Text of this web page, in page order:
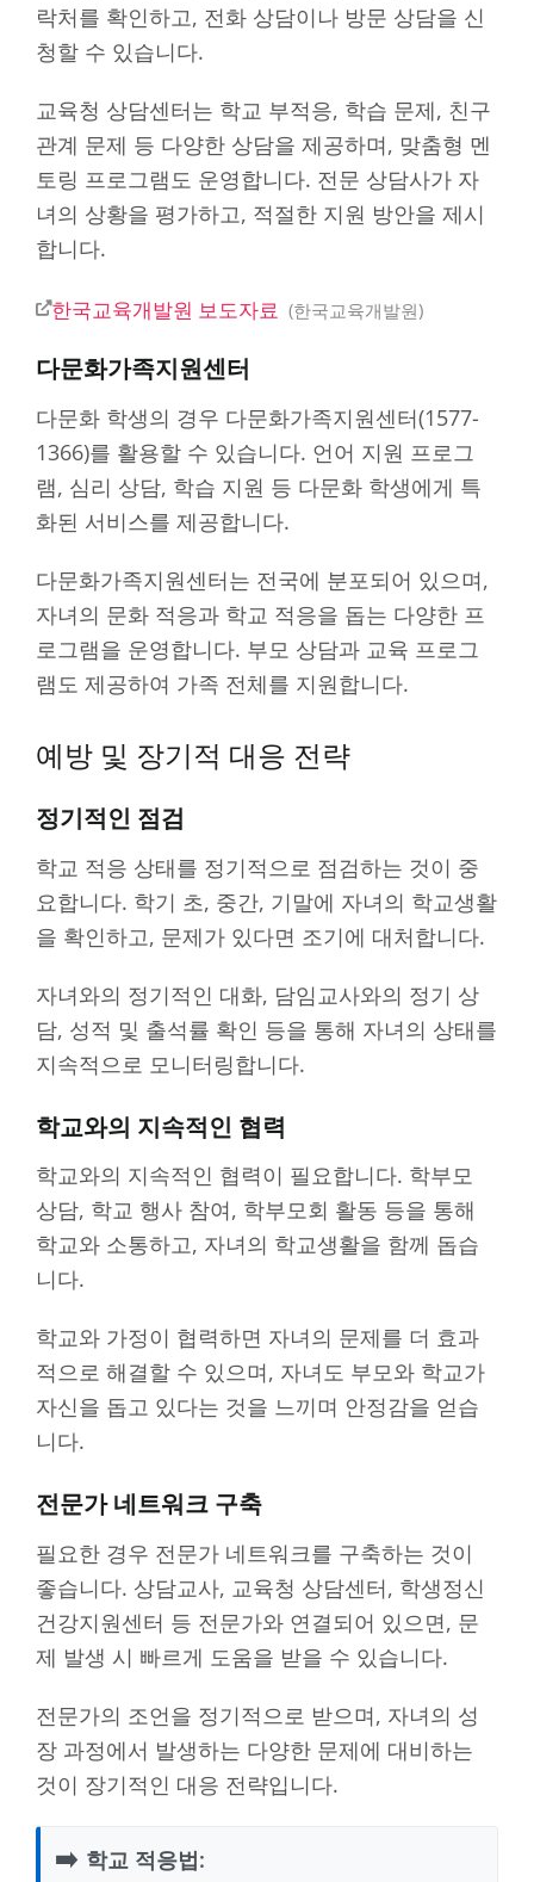
락처를 확인하고, 전화 상담이나 방문 상담을 신
청할 수 있습니다.
교육청 상담센터는 학교 부적응, 학습 문제, 친구
관계 문제 등 다양한 상담을 제공하며, 맞춤형 멘
토링 프로그램도 운영합니다. 전문 상담사가 자
녀의 상황을 평가하고, 적절한 지원 방안을 제시
합니다.
한국교육개발원 보도자료 한국교육개발원
다문화가족지원센터
다문화 학생의 경우 다문화가족지원센터(1577-
1366)를 활용할 수 있습니다. 언어 지원 프로그
램, 심리 상담, 학습 지원 등 다문화 학생에게 특
화된 서비스를 제공합니다.
다문화가족지원센터는 전국에 분포되어 있으며,
자녀의 문화 적응과 학교 적응을 돕는 다양한 프
로그램을 운영합니다. 부모 상담과 교육 프로그
램도 제공하여 가족 전체를 지원합니다.
예방 및 장기적 대응 전략
정기적인 점검
학교 적응 상태를 정기적으로 점검하는 것이 중
요합니다. 학기 초, 중간, 기말에 자녀의 학교생활
을 확인하고, 문제가 있다면 조기에 대처합니다.
자녀와의 정기적인 대화, 담임교사와의 정기 상
담, 성적 및 출석률 확인 등을 통해 자녀의 상태를
지속적으로 모니터링합니다.
학교와의 지속적인 협력
학교와의 지속적인 협력이 필요합니다. 학부모
상담, 학교 행사 참여, 학부모회 활동 등을 통해
학교와 소통하고, 자녀의 학교생활을 함께 돕습
니다.
학교와 가정이 협력하면 자녀의 문제를 더 효과
적으로 해결할 수 있으며, 자녀도 부모와 학교가
자신을 돕고 있다는 것을 느끼며 안정감을 얻습
니다.
전문가 네트워크 구축
필요한 경우 전문가 네트워크를 구축하는 것이
좋습니다. 상담교사, 교육청 상담센터, 학생정신
건강지원센터 등 전문가와 연결되어 있으면, 문
제 발생 시 빠르게 도움을 받을 수 있습니다.
전문가의 조언을 정기적으로 받으며, 자녀의 성
장 과정에서 발생하는 다양한 문제에 대비하는
것이 장기적인 대응 전략입니다.
➡️ 학교 적응법: